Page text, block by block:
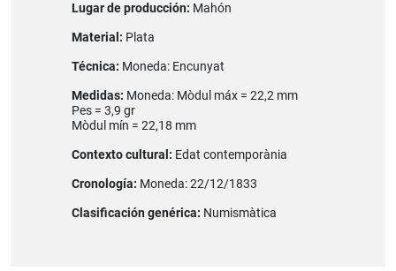
Lugar de producción: Mahón
Material: Plata
Técnica: Moneda: Encunyat
Medidas: Moneda: Mòdul máx = 22,2 mm
Pes = 3,9 gr
Mòdul mín = 22,18 mm
Contexto cultural: Edat contemporània
Cronología: Moneda: 22/12/1833
Clasificación genérica: Numismàtica